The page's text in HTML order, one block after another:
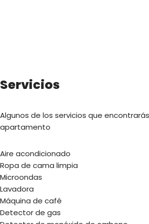
Servicios
Algunos de los servicios que
apartamento
Aire acondicionado
Ropa de cama limpia
Microondas
Lavadora
Máquina de café
Detector de gas